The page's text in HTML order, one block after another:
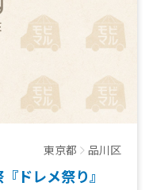
東京都 品川区
ドレメ祭り』